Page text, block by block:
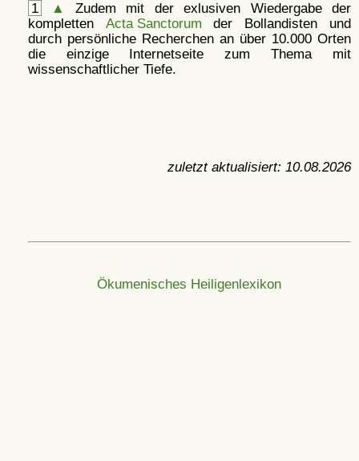
1 ▲
Zudem mit der exlusiven Wiedergabe der
kompletten Acta Sanctorum der Bollandisten und
durch persönliche Recherchen an über 10.000 Orten
die einzige Internetseite zum Thema mit
wissenschaftlicher Tiefe.
zuletzt aktualisiert: 10.08.2026
Ökumenisches Heiligenlexikon